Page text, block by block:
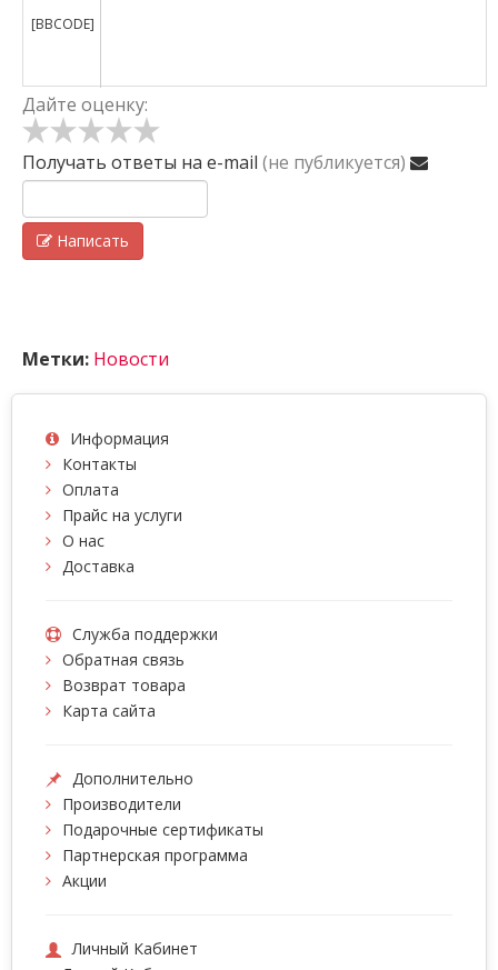
[BBCODE]
Дайте оценку:
Получать ответы на e-mail (не публикуется)
Написать
Метки: Новости
Информация
Контакты
Оплата
Прайс на услуги
О нас
Доставка
Служба поддержки
Обратная связь
Возврат товара
Карта сайта
Дополнительно
Производители
Подарочные сертификаты
Партнерская программа
Акции
Личный Кабинет